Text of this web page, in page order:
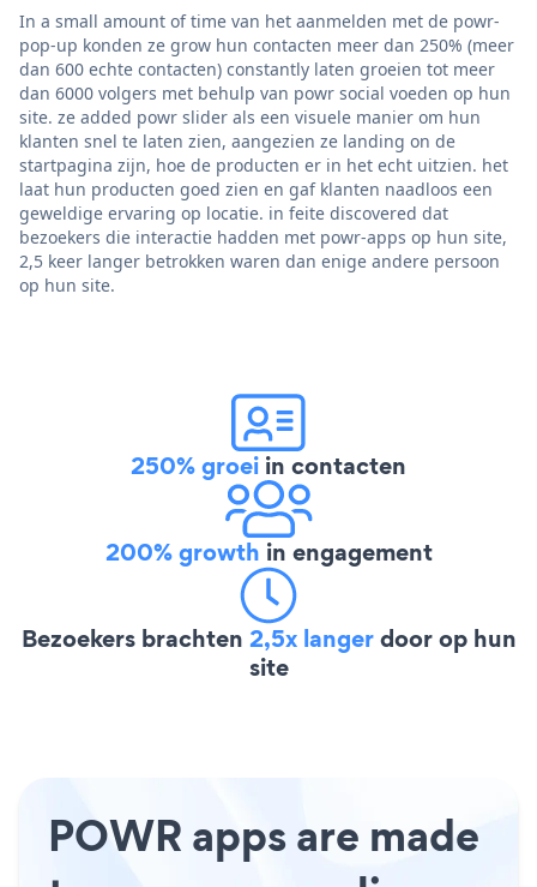
In a small amount of time van het aanmelden met de powr-
pop-up konden ze grow hun contacten meer dan 250% (meer
dan 600 echte contacten) constantly laten groeien tot meer
dan 6000 volgers met behulp van powr social voeden op hun
site. ze added powr slider als een visuele manier om hun
klanten snel te laten zien, aangezien ze landing on de
startpagina zijn, hoe de producten er in het echt uitzien. het
laat hun producten goed zien en gaf klanten naadloos een
geweldige ervaring op locatie. in feite discovered dat
bezoekers die interactie hadden met powr-apps op hun site,
2,5 keer langer betrokken waren dan enige andere persoon
op hun site.
250% groei in contacten
200% growth in engagement
Bezoekers brachten 2,5x langerdoor op hun
site
POWR apps are made